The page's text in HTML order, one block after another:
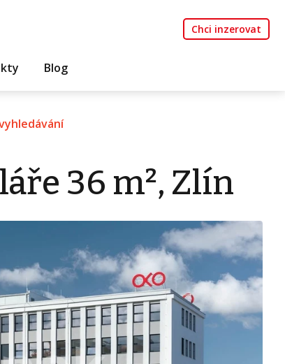
Chci inzerovat
Blog
36 m², Zlín